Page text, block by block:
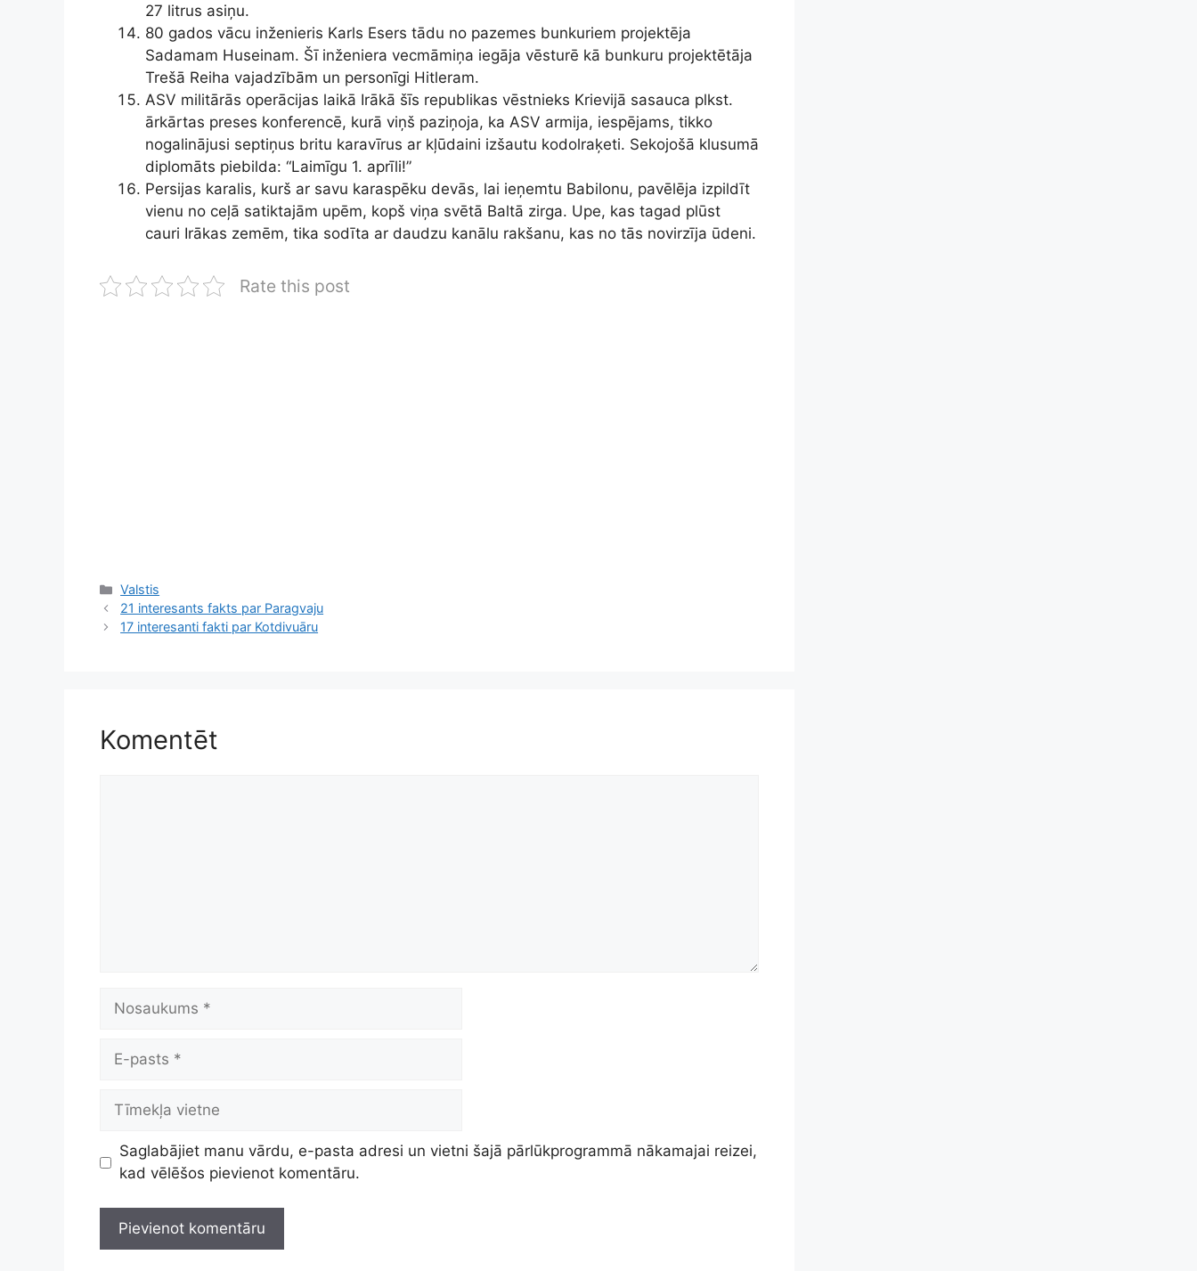
27 litrus asiņu.
80 gados vācu inženieris Karls Esers tādu no pazemes bunkuriem projektēja
Sadamam Huseinam. Šī inženiera vecmāmiņa iegāja vēsturē kā bunkuru projektētāja
Trešā Reiha vajadzībām un personīgi Hitleram.
ASV militārās operācijas laikā Irākā šīs republikas vēstnieks Krievijā sasauca plkst.
ārkārtas preses konferencē, kurā viņš paziņoja, ka ASV armija, iespējams, tikko
nogalinājusi septiņus britu karavīrus ar kļūdaini izšautu kodolraķeti. Sekojošā klusumā
diplomāts piebilda: “Laimīgu 1. aprīli!”
Persijas karalis, kurš ar savu karaspēku devās, lai ieņemtu Babilonu, pavēlēja izpildīt
vienu no ceļā satiktajām upēm, kopš viņa svētā Baltā zirga. Upe, kas tagad plūst
cauri Irākas zemēm, tika sodīta ar daudzu kanālu rakšanu, kas no tās novirzīja ūdeni.
Rate this post
Kategorijas
Valstis
21 interesants fakts par Paragvaju
17 interesanti fakti par Kotdivuāru
Komentēt
Nosaukums
pasts
Tīmekļa
Saglabājiet manu vārdu, e-pasta adresi un vietni šajā pārlūkprogrammā nākamajai reizei,
kad vēlēšos pievienot komentāru.